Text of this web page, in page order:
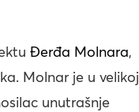
Đerđa Molnara,
Molnar je u velikoj
unutrašnje